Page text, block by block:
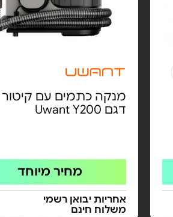
מנקה כתמים עם
דגם Uwant Y200
מחיר מיוחד
אחריות יבואן רשמי
משלוח חינם